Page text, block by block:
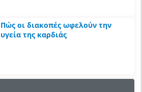
Πώς οι διακοπές ωφελούν την
υγεία της καρδιάς